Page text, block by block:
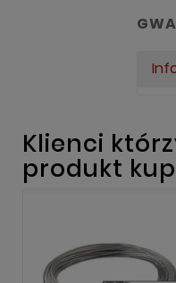
Klienci
produkt